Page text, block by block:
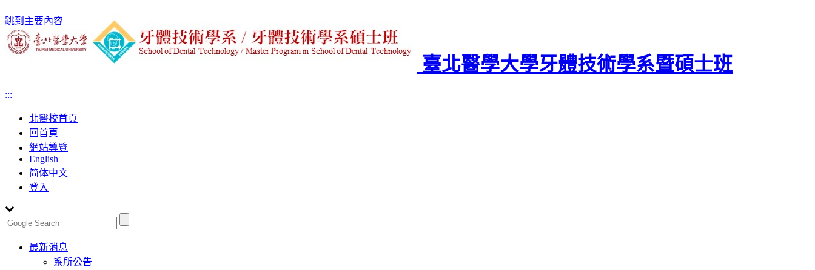
跳到主要內容
臺北醫學大學牙體技術學系暨碩士班
:::
北醫校首頁
回首頁
網站導覽
English
简体中文
登入
Toggle
navigation
最新消息
系所公告